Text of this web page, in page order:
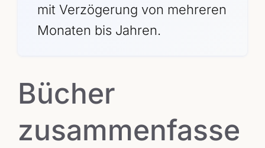
mit Verzögerung von mehreren
Monaten bis Jahren.
Bücher
zusammenfasse